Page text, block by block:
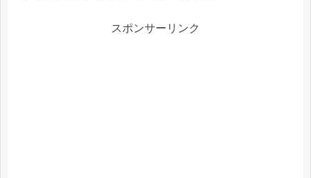
スポンサーリンク